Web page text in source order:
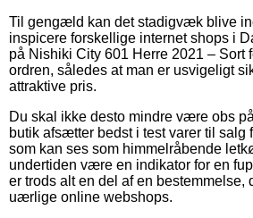
Til gengæld kan det stadigvæk blive
inspicere forskellige internet shops i
på Nishiki City 601 Herre 2021 – Sort
ordren, således at man er usvigeligt
attraktive pris.
Du skal ikke desto mindre være obs
butik afsætter bedst i test varer til salg
som kan ses som himmelråbende
undertiden være en indikator for en
er trods alt en del af en bestemmelse,
uærlige online webshops.